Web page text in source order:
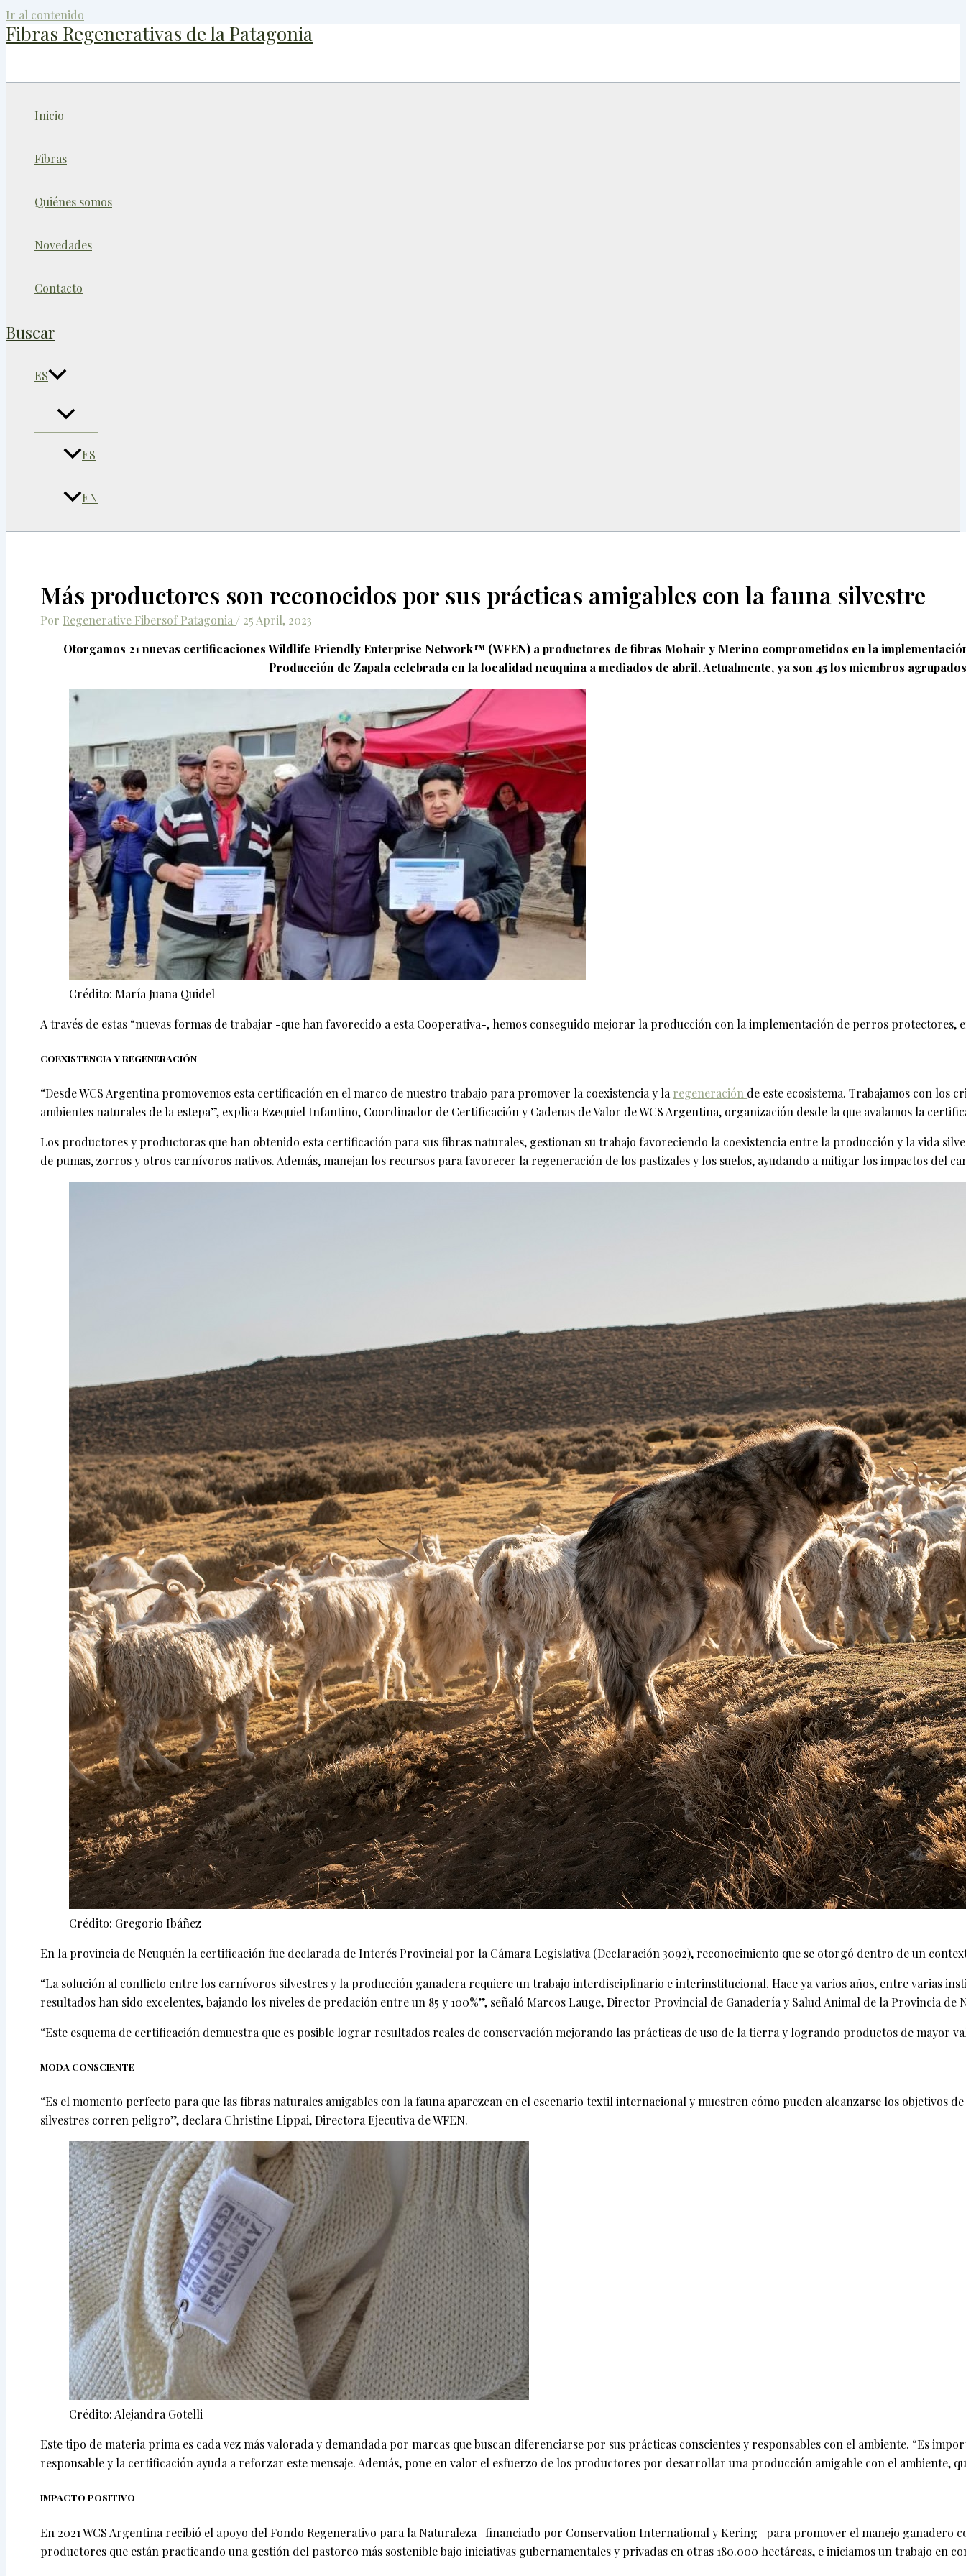
Ir al contenido
Fibras Regenerativas de la Patagonia
Inicio
Fibras
Quiénes somos
Novedades
Contacto
Buscar
ES
ES
EN
Más productores son reconocidos por sus prácticas amigables con la fauna silvestre
Por Regenerative Fibersof Patagonia / 25 April, 2023
Otorgamos 21 nuevas certificaciones Wildlife Friendly Enterprise Network™ (WFEN) a productores de fibras Mohair y Merino comprometidos en la
Producción de Zapala celebrada en la localidad neuquina a mediados de abril. Actualmente, ya son 45 los miembros
Crédito: María Juana Quidel
A través de estas “nuevas formas de trabajar -que han favorecido a esta Cooperativa-, hemos conseguido mejorar la producción con la implementación de perros
COEXISTENCIA Y REGENERACIÓN
“Desde WCS Argentina promovemos esta certificación en el marco de nuestro trabajo para promover la coexistencia y la regeneración de este ecosistema. Trabajamos con los
ambientes naturales de la estepa”, explica Ezequiel Infantino, Coordinador de Certificación y Cadenas de Valor de WCS Argentina, organización desde la que avalamos la
Los productores y productoras que han obtenido esta certificación para sus fibras naturales, gestionan su trabajo favoreciendo la coexistencia entre la producción y la vida
de pumas, zorros y otros carnívoros nativos. Además, manejan los recursos para favorecer la regeneración de los pastizales y los suelos, ayudando a mitigar los impactos del
Crédito: Gregorio Ibáñez
En la provincia de Neuquén la certificación fue declarada de Interés Provincial por la Cámara Legislativa (Declaración 3092), reconocimiento que se otorgó dentro de un
“La solución al conflicto entre los carnívoros silvestres y la producción ganadera requiere un trabajo interdisciplinario e interinstitucional. Hace ya varios años, entre varias
resultados han sido excelentes, bajando los niveles de predación entre un 85 y 100%”, señaló Marcos Lauge, Director Provincial de Ganadería y Salud Animal de la Provincia de
“Este esquema de certificación demuestra que es posible lograr resultados reales de conservación mejorando las prácticas de uso de la tierra y logrando productos de
MODA CONSCIENTE
“Es el momento perfecto para que las fibras naturales amigables con la fauna aparezcan en el escenario textil internacional y muestren cómo pueden alcanzarse los
silvestres corren peligro”, declara Christine Lippai, Directora Ejecutiva de WFEN.
Crédito: Alejandra Gotelli
Este tipo de materia prima es cada vez más valorada y demandada por marcas que buscan diferenciarse por sus prácticas conscientes y responsables con el ambiente. “Es
responsable y la certificación ayuda a reforzar este mensaje. Además, pone en valor el esfuerzo de los productores por desarrollar una producción amigable con el ambiente,
IMPACTO POSITIVO
En 2021 WCS Argentina recibió el apoyo del Fondo Regenerativo para la Naturaleza -financiado por Conservation International y Kering- para promover el manejo ganadero
productores que están practicando una gestión del pastoreo más sostenible bajo iniciativas gubernamentales y privadas en otras 180.000 hectáreas, e iniciamos un trabajo en